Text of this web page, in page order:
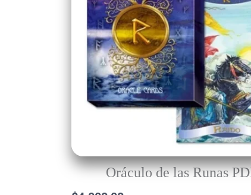
Oráculo de las Runas